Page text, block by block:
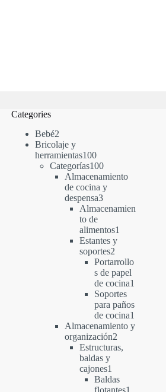
Categories
Bebé22
productos
Bricolaje y
herramientas100100
productos
Categorías100100
productos
Almacenamiento
de cocina y
despensa33
productos
Almacenamien
to de
alimentos1
Estantes y
soportes22
productos
Portarrollo
s de papel
de cocina1
Soportes
para paños
de cocina1
producto
Almacenamiento y
organización22
productos
Estructuras,
baldas y
cajones1
producto
Baldas
flotantes1